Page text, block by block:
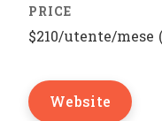
$210/utente/
Website